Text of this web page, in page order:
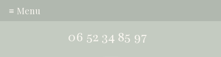
06 52 34 85 97
≡ Menu